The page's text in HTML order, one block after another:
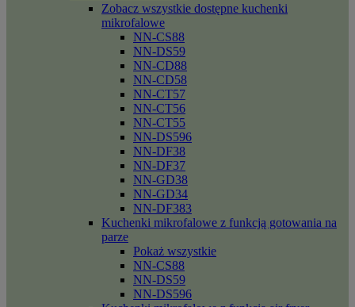
Zobacz wszystkie dostępne kuchenki
mikrofalowe
NN-CS88
NN-DS59
NN-CD88
NN-CD58
NN-CT57
NN-CT56
NN-CT55
NN-DS596
NN-DF38
NN-DF37
NN-GD38
NN-GD34
NN-DF383
Kuchenki mikrofalowe z funkcją gotowania na
parze
Pokaż wszystkie
NN-CS88
NN-DS59
NN-DS596